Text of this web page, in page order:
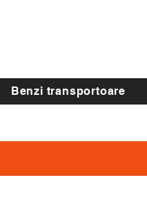
Benzi transportoare